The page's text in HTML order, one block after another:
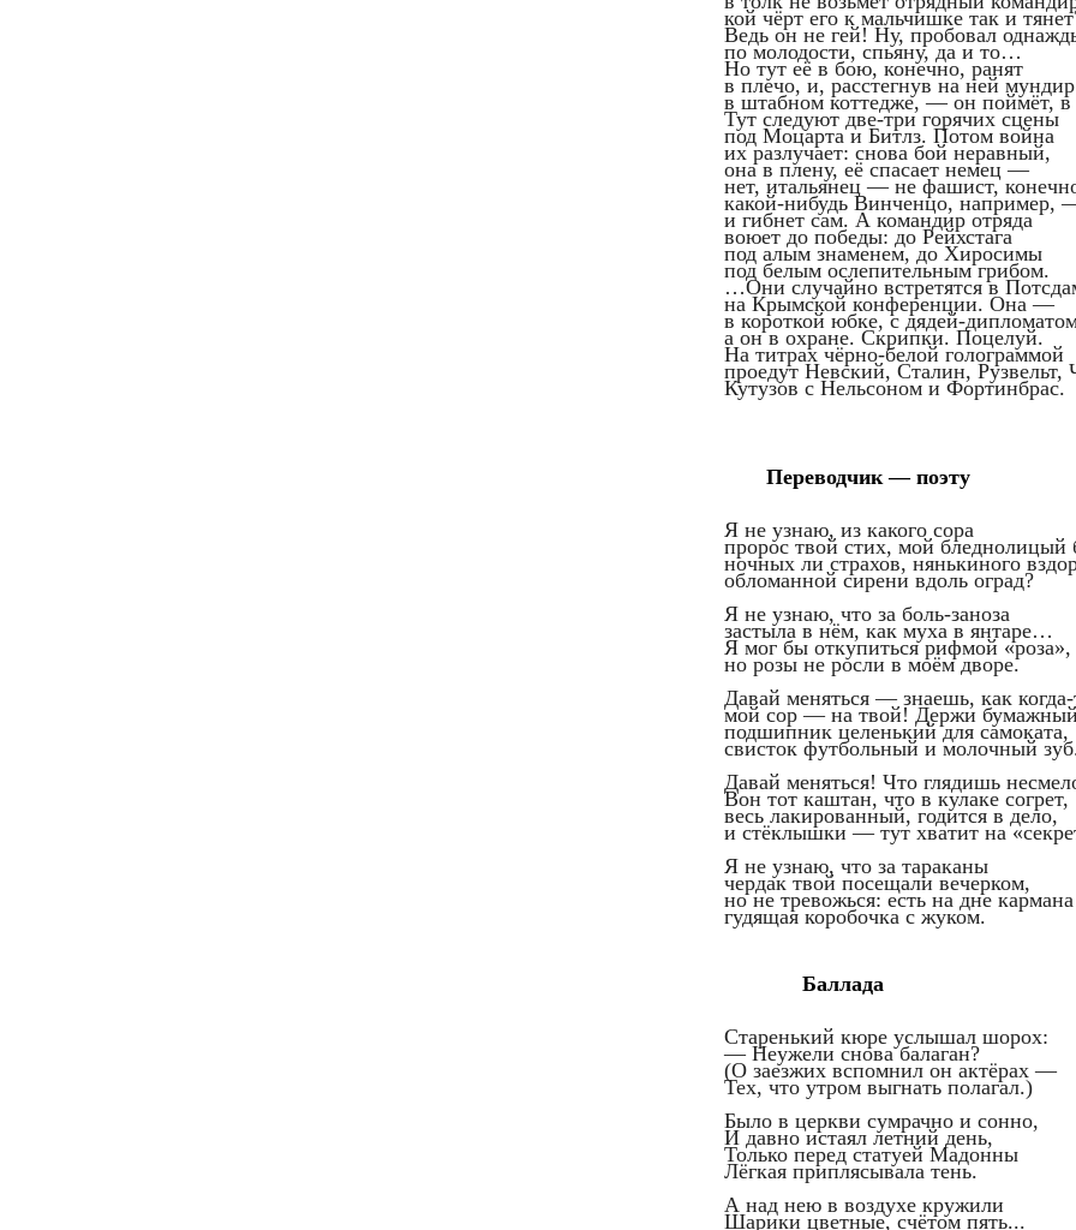
кой чёрт его к мальчишке так и
Ведь он не гей! Ну, пробовал
по молодости, спьяну, да и то…
Но тут её в бою, конечно, ранят
в плечо, и, расстегнув на ней мундир
в штабном коттедже, — он поймёт, в
Тут следуют две-три горячих сцены
под Моцарта и Битлз. Потом война
их разлучает: снова бой неравный,
она в плену, её спасает немец —
нет, итальянец — не фашист,
какой-нибудь Винченцо, например,
и гибнет сам. А командир отряда
воюет до победы: до Рейхстага
под алым знаменем, до Хиросимы
под белым ослепительным грибом.
…Они случайно встретятся в
на Крымской конференции. Она —
в короткой юбке, с дядей-
а он в охране. Скрипки. Поцелуй.
На титрах чёрно-белой голограммой
проедут Невский, Сталин, Рузвельт,
Кутузов с Нельсоном и Фортинбрас.
Переводчик — поэту
Я не узнаю, из какого сора
пророс твой стих, мой бледнолицый
ночных ли страхов, нянькиного
обломанной сирени вдоль оград?
Я не узнаю, что за боль-заноза
застыла в нём, как муха в янтаре…
Я мог бы откупиться рифмой «роза»,
но розы не росли в моём дворе.
Давай меняться — знаешь, как когда-
мой сор — на твой! Держи
подшипник целенький для самоката,
свисток футбольный и молочный
Давай меняться! Что глядишь
Вон тот каштан, что в кулаке согрет,
весь лакированный, годится в дело,
и стёклышки — тут хватит на
Я не узнаю, что за тараканы
чердак твой посещали вечерком,
но не тревожься: есть на дне кармана
гудящая коробочка с жуком.
Баллада
Старенький кюре услышал шорох:
—Неужели снова балаган?
(О заезжих вспомнил он актёрах —
Тех, что утром выгнать
Было в церкви сумрачно и сонно,
И давно истаял летний день,
Только перед статуей
Лёгкая приплясывала тень.
А над нею в воздухе кружили
Шарики цветные, счётом пять...